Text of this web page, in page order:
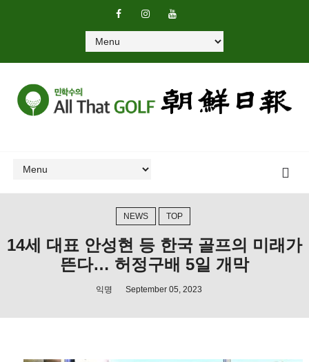
NEWS TOP
14세 대표 안성현 등 한국 골프의 미래가
뜬다… 허정구배 5일 개막
익명 September 05, 2023